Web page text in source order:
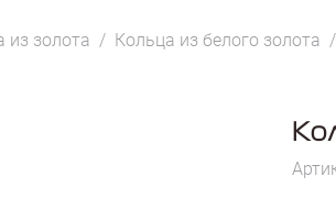
из золота / Кольца из белого золота /